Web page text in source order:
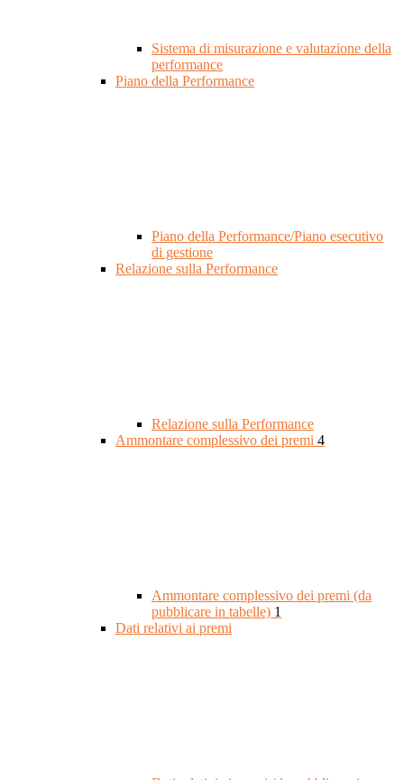
Sistema di misurazione e valutazione della
performance
Piano della Performance
Piano della Performance/Piano esecutivo
di gestione
Relazione sulla Performance
Relazione sulla Performance
Ammontare complessivo dei premi 4
Ammontare complessivo dei premi (da
pubblicare in tabelle) 1
Dati relativi ai premi